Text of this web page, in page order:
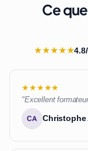
Ce
★★★★★
★★★★★
"Excellent
CA Christophe